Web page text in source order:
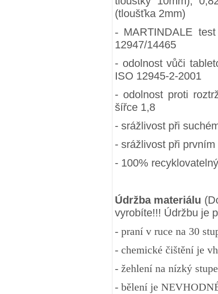
(tloušťka 2mm)
- MARTINDALE
12947/14465
- odolnost vůči
ISO 12945-2-2001
- odolnost proti
šířce 1,8
- srážlivost při
- srážlivost při
- 100% recyklovatelný
Údržba materiálu
vyrobíte!!! Údržbu je
- praní v ruce na 30
- chemické čištění je
- žehlení na nízký
- bělení je